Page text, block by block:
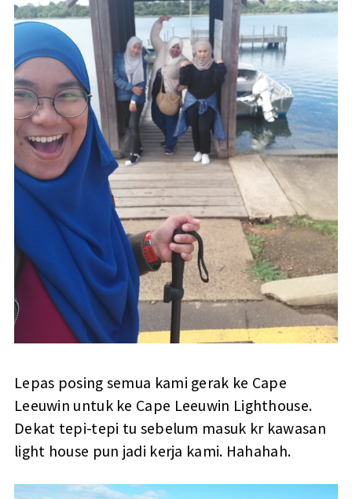
Lepas posing semua kami gerak ke Cape
Leeuwin untuk ke Cape Leeuwin Lighthouse.
Dekat tepi-tepi tu sebelum masuk kr kawasan
light house pun jadi kerja kami. Hahahah.